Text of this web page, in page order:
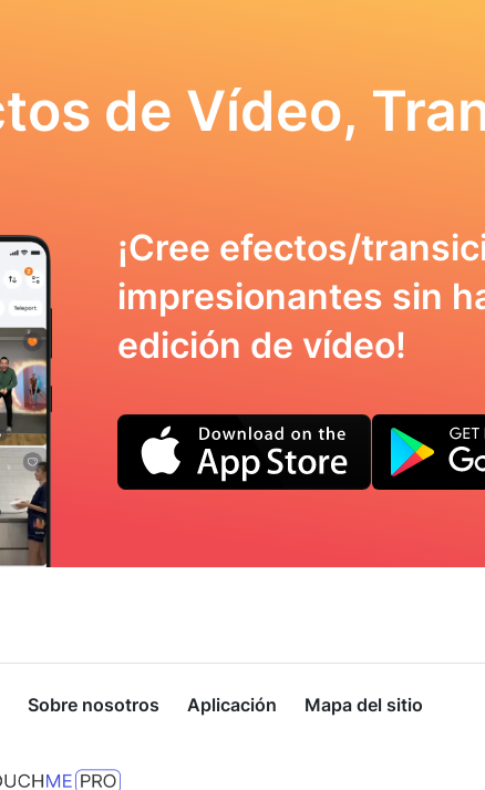
de Vídeo,
¡Cree efectos/
impresionantes sin
edición de vídeo!
Sobre nosotros Aplicación Mapa del sitio